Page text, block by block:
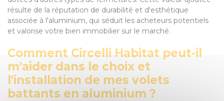
résulte de la réputation de durabilité et d'esthétique
associée à l'aluminium, qui séduit les acheteurs potentiels
et valorise votre bien immobilier sur le marché.
Comment Circelli Habitat peut-il
m'aider dans le choix et
l'installation de mes volets
battants en aluminium ?